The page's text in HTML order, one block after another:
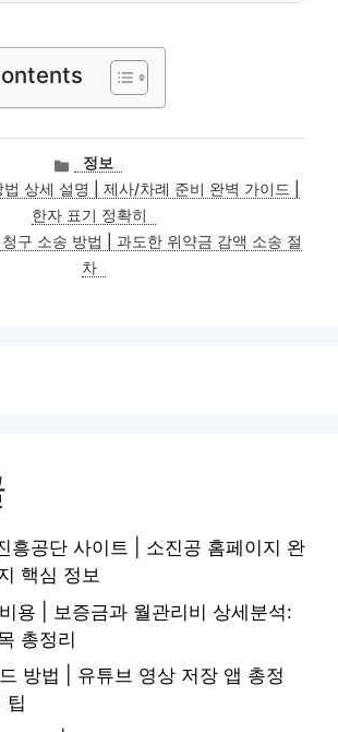
카
테
고
리
정보
상세 설명 | 제사/차례 준비 완벽 가이드 |
한자 표기 정확히
구 소송 방법 | 과도한 위약금 감액 소송 절
차
흥공단 사이트 | 소진공 홈페이지 완
핵심 정보
용 | 보증금과 월관리비 상세분석:
총정리
방법 | 유튜브 영상 저장 앱 총정
팁